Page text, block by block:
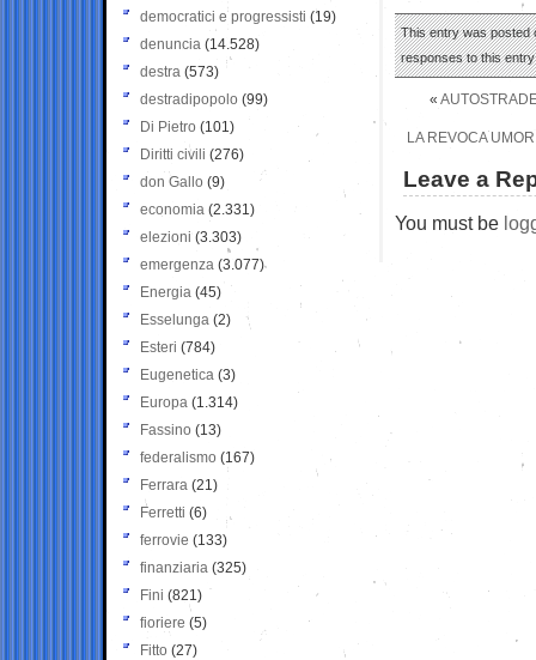
This entry was posted
responses to this
«
LA REVOCA
Leave a
You must be
democratici e progressisti (19)
denuncia (14.528)
destra (573)
destradipopolo (99)
Di Pietro (101)
Diritti civili (276)
don Gallo (9)
economia (2.331)
elezioni (3.303)
emergenza (3.077)
Energia (45)
Esselunga (2)
Esteri (784)
Eugenetica (3)
Europa (1.314)
Fassino (13)
federalismo (167)
Ferrara (21)
Ferretti (6)
ferrovie (133)
finanziaria (325)
Fini (821)
fioriere (5)
Fitto (27)